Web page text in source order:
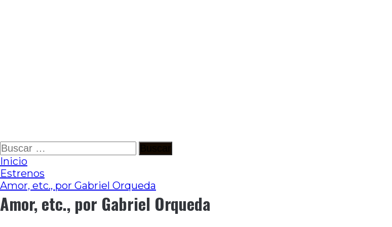
Ir
al
contenido
Buscar:
Inicio
Estrenos
Amor, etc., por Gabriel Orqueda
Amor, etc., por Gabriel Orqueda